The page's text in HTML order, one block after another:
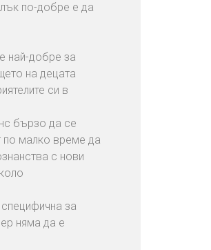
по-добре е да
най-добре за
на децата
си в
бързо да се
по малко време да
с нови
за
няма да е